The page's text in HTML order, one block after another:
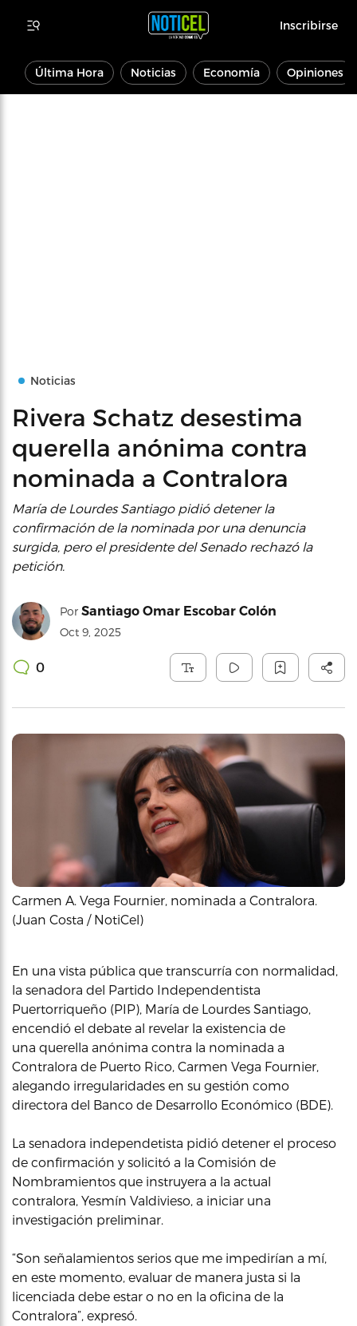
Inscribirse
Última Hora Noticias Economía Opiniones
Noticias
Rivera Schatz desestima
querella anónima contra
nominada a Contralora
María de Lourdes Santiago pidió detener la
confirmación de la nominada por una denuncia
surgida, pero el presidente del Senado rechazó la
petición.
Por Santiago Omar Escobar Colón
Oct 9, 2025
0
Carmen A. Vega Fournier, nominada a Contralora.
(Juan Costa / NotiCel)
En una vista pública que transcurría con normalidad,
la senadora del Partido Independentista
Puertorriqueño (PIP), María de Lourdes Santiago,
encendió el debate al revelar la existencia de
una querella anónima contra la nominada a
Contralora de Puerto Rico, Carmen Vega Fournier,
alegando irregularidades en su gestión como
directora del Banco de Desarrollo Económico (BDE).
La senadora independetista pidió detener el proceso
de confirmación y solicitó a la Comisión de
Nombramientos que instruyera a la actual
contralora, Yesmín Valdivieso, a iniciar una
investigación preliminar.
“Son señalamientos serios que me impedirían a mí,
en este momento, evaluar de manera justa si la
licenciada debe estar o no en la oficina de la
Contralora”, expresó.